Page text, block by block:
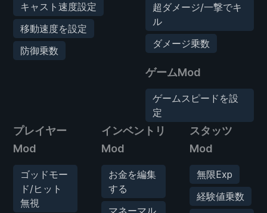
キャスト速度設定
移動速度を設定
防御乗数
超ダメージ/一撃でキ
ル
ダメージ乗数
ゲームMod
ゲームスピードを設
定
プレイヤー
Mod
ゴッドモー
ド/ヒット
無視
インベントリ
Mod
お金を編集
する
スタッツ
Mod
無限Exp
経験値乗数